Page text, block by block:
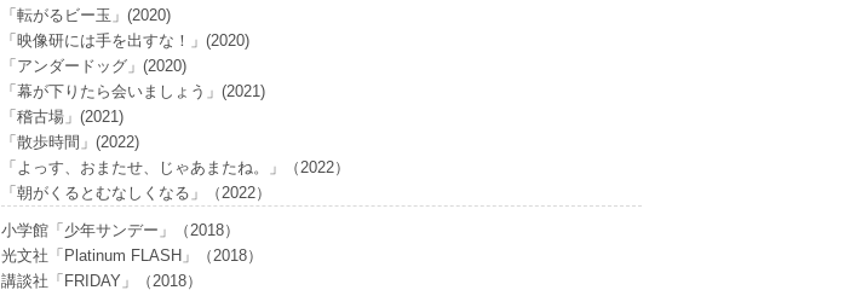
「転がるビー玉」(2020)
「映像研には手を出すな！」(2020)
「アンダードッグ」(2020)
「幕が下りたら会いましょう」(2021)
「稽古場」(2021)
「散歩時間」(2022)
「よっす、おまたせ、じゃあまたね。」（2022）
「朝がくるとむなしくなる」（2022）
小学館「少年サンデー」（2018）
光文社「Platinum FLASH」（2018）
講談社「FRIDAY」（2018）